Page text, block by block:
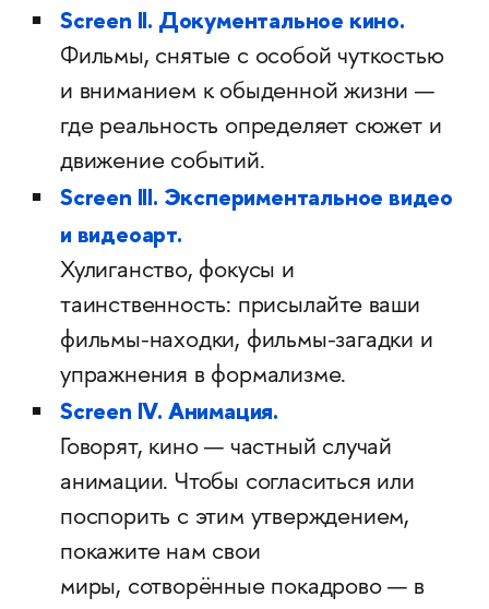
Screen II. Документальное кино.
Фильмы, снятые с особой чуткостью
и вниманием к обыденной жизни —
где реальность определяет сюжет и
движение событий.
Screen III. Экспериментальное видео
и видеоарт.
Хулиганство, фокусы и
таинственность: присылайте ваши
фильмы-находки, фильмы-загадки и
упражнения в формализме.
Screen IV. Анимация.
Говорят, кино — частный случай
анимации. Чтобы согласиться или
поспорить с этим утверждением,
покажите нам свои
миры, сотворённые покадрово — в